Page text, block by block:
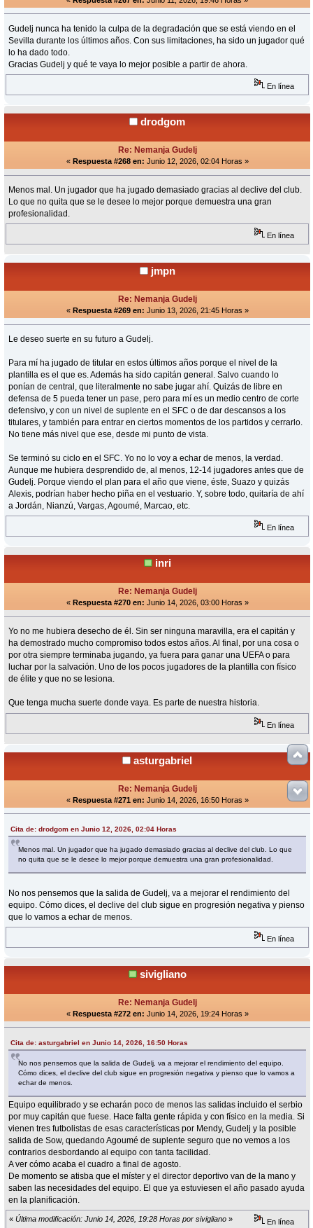
Gudelj nunca ha tenido la culpa de la degradación que se está viendo en el
Sevilla durante los últimos años. Con sus limitaciones, ha sido un jugador qué
lo ha dado todo.
Gracias Gudelj y qué te vaya lo mejor posible a partir de ahora.
En línea
drodgom
Re: Nemanja Gudelj
« Respuesta #268 en: Junio 12, 2026, 02:04 Horas »
Menos mal. Un jugador que ha jugado demasiado gracias al declive del club.
Lo que no quita que se le desee lo mejor porque demuestra una gran
profesionalidad.
En línea
jmpn
Re: Nemanja Gudelj
« Respuesta #269 en: Junio 13, 2026, 21:45 Horas »
Le deseo suerte en su futuro a Gudelj.
Para mí ha jugado de titular en estos últimos años porque el nivel de la
plantilla es el que es. Además ha sido capitán general. Salvo cuando lo
ponían de central, que literalmente no sabe jugar ahí. Quizás de libre en
defensa de 5 pueda tener un pase, pero para mí es un medio centro de corte
defensivo, y con un nivel de suplente en el SFC o de dar descansos a los
titulares, y también para entrar en ciertos momentos de los partidos y cerrarlo.
No tiene más nivel que ese, desde mi punto de vista.
Se terminó su ciclo en el SFC. Yo no lo voy a echar de menos, la verdad.
Aunque me hubiera desprendido de, al menos, 12-14 jugadores antes que de
Gudelj. Porque viendo el plan para el año que viene, éste, Suazo y quizás
Alexis, podrían haber hecho piña en el vestuario. Y, sobre todo, quitaría de ahí
a Jordán, Nianzú, Vargas, Agoumé, Marcao, etc.
En línea
inri
Re: Nemanja Gudelj
« Respuesta #270 en: Junio 14, 2026, 03:00 Horas »
Yo no me hubiera desecho de él. Sin ser ninguna maravilla, era el capitán y
ha demostrado mucho compromiso todos estos años. Al final, por una cosa o
por otra siempre terminaba jugando, ya fuera para ganar una UEFA o para
luchar por la salvación. Uno de los pocos jugadores de la plantilla con físico
de élite y que no se lesiona.
Que tenga mucha suerte donde vaya. Es parte de nuestra historia.
En línea
asturgabriel
Re: Nemanja Gudelj
« Respuesta #271 en: Junio 14, 2026, 16:50 Horas »
Cita de: drodgom en Junio 12, 2026, 02:04 Horas
Menos mal. Un jugador que ha jugado demasiado gracias al declive del club. Lo que
no quita que se le desee lo mejor porque demuestra una gran profesionalidad.
No nos pensemos que la salida de Gudelj, va a mejorar el rendimiento del
equipo. Cómo dices, el declive del club sigue en progresión negativa y pienso
que lo vamos a echar de menos.
En línea
sivigliano
Re: Nemanja Gudelj
« Respuesta #272 en: Junio 14, 2026, 19:24 Horas »
Cita de: asturgabriel en Junio 14, 2026, 16:50 Horas
No nos pensemos que la salida de Gudelj, va a mejorar el rendimiento del equipo.
Cómo dices, el declive del club sigue en progresión negativa y pienso que lo vamos a
echar de menos.
Equipo equilibrado y se echarán poco de menos las salidas incluido el serbio
por muy capitán que fuese. Hace falta gente rápida y con físico en la media. Si
vienen tres futbolistas de esas características por Mendy, Gudelj y la posible
salida de Sow, quedando Agoumé de suplente seguro que no vemos a los
contrarios desbordando al equipo con tanta facilidad.
A ver cómo acaba el cuadro a final de agosto.
De momento se atisba que el míster y el director deportivo van de la mano y
saben las necesidades del equipo. El que ya estuviesen el año pasado ayuda
en la planificación.
« Última modificación: Junio 14, 2026, 19:28 Horas por sivigliano » En línea